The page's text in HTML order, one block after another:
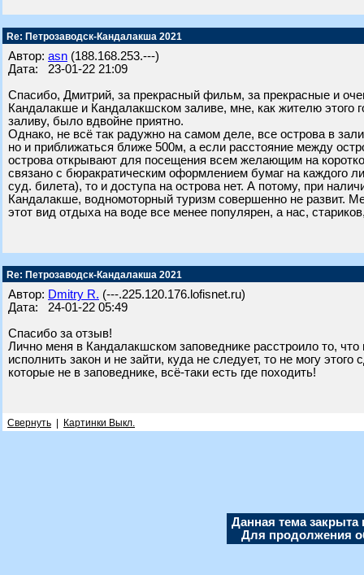
Re: Петрозаводск-Кандалакша 2021
Автор: asn (188.168.253.---)
Дата: 23-01-22 21:09
Спасибо, Дмитрий, за прекрасный фильм, за прекрасные и
Кандалакше и Кандалакшском заливе, мне, как жителю этого
заливу, было вдвойне приятно.
Однако, не всё так радужно на самом деле, все острова в
но и приближаться ближе 500м, а если расстояние между
острова открывают для посещения всем желающим на
связано с бюракратическим оформлением бумаг на каждого
суд. билета), то и доступа на острова нет. А потому, при
Кандалакше, водномоторный туризм совершенно не развит.
этот вид отдыха на воде все менее популярен, а нас,
Re: Петрозаводск-Кандалакша 2021
Автор: Dmitry R. (---.225.120.176.lofisnet.ru)
Дата: 24-01-22 05:49
Спасибо за отзыв!
Лично меня в Кандалакшском заповеднике расстроило то,
исполнить закон и не зайти, куда не следует, то не могу
которые не в заповеднике, всё-таки есть где походить!
Свернуть Картинки Выкл.
Данная тема закрыта
Для продолжения